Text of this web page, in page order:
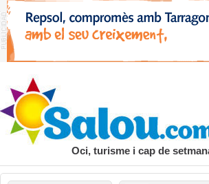
Oci, turisme i cap de